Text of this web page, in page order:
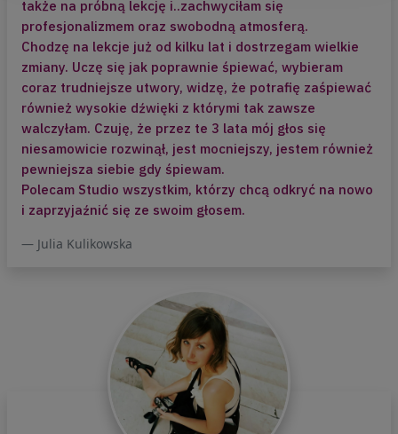
dokładną odwrotnością reakcji naszego
ciała na lęk i strach.*
Dzięki regularnym ćwiczeniom nawet
w sytuacjach trudnych, które niesie
życie możemy łatwiej poradzić sobie ze
stresem. W treningu relaksacji uczymy
się wpływać z poziomu naszej
świadomości na stan naszego ciała.
Regularne ćwiczenie przyczynia do
zmniejszenia nie tylko codziennych
lęku ogólnego oraz lęku związanego
społecznych (jak np. występowanie na
Serdecznie zapraszam!"
* Davies M., McKay M., Fanning P.
(2007) Jak ujarzmić Emocje, Trening –
Techniki kognitywno – behawioralne –
także na próbną lekcję i..zachwyciłam się
profesjonalizmem oraz swobodną atmosferą.
Chodzę na lekcje już od kilku lat i dostrzegam wielkie
zmiany. Uczę się jak poprawnie śpiewać, wybieram
coraz trudniejsze utwory, widzę, że potrafię zaśpiewać
również wysokie dźwięki z którymi tak zawsze
walczyłam. Czuję, że przez te 3 lata mój głos się
niesamowicie rozwinął, jest mocniejszy, jestem również
pewniejsza siebie gdy śpiewam.
Polecam Studio wszystkim, którzy chcą odkryć na nowo
i zaprzyjaźnić się ze swoim głosem.
Julia Kulikowska